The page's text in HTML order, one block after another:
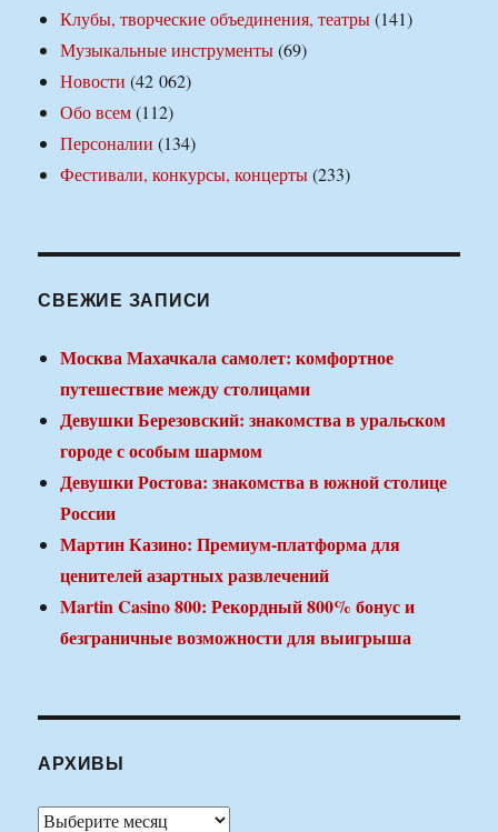
Клубы, творческие объединения, театры(141)
Музыкальные инструменты(69)
Новости (42 062)
Обо всем(112)
Персоналии (134)
Фестивали, конкурсы, концерты(233)
СВЕЖИЕ ЗАПИСИ
Москва Махачкала самолет: комфортное
путешествие между столицами
Девушки Березовский: знакомства в уральском
городе с особым шармом
Девушки Ростова: знакомства в южной столице
России
Мартин Казино: Премиум-платформа для
ценителей азартных развлечений
Martin Casino 800: Рекордный 800% бонус и
безграничные возможности для выигрыша
АРХИВЫ
Архивы